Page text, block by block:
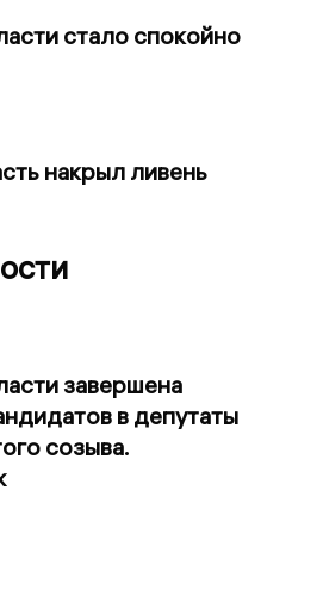
стало спокойно
накрыл ливень
завершена
в депутаты
созыва.